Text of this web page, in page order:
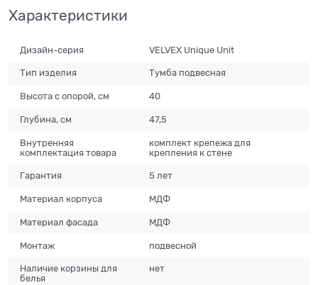
Характеристики
Дизайн-серия VELVEX Unique Unit
Тип изделия Тумба подвесная
Высота с опорой, см 40
Глубина, см 47,5
Внутренняя
комплектация товара
комплект крепежа для
крепления к стене
Гарантия 5 лет
Материал корпуса МДФ
Материал фасада МДФ
Монтаж подвесной
Наличие корзины для
белья
нет